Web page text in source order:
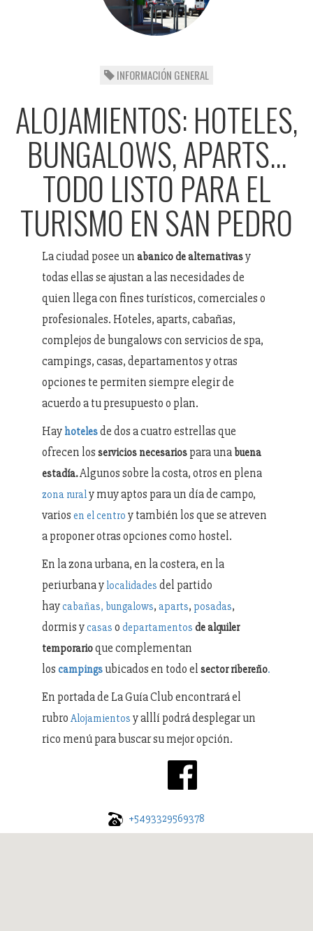
INFORMACIÓN GENERAL
ALOJAMIENTOS: HOTELES,
BUNGALOWS, APARTS...
TODO LISTO PARA EL
TURISMO EN SAN PEDRO
La ciudad posee un abanico de alternativasy
todas ellas se ajustan a las necesidades de
quien llega con fines turísticos, comerciales o
profesionales. Hoteles, aparts, cabañas,
complejos de bungalows con servicios de spa,
campings, casas, departamentos y otras
opciones te permiten siempre elegir de
acuerdo a tu presupuesto o plan.
Hay hotelesde dos a cuatro estrellas que
ofrecen los servicios necesarios para una buena
estadía.Algunos sobre la costa, otros en plena
zona rural y muy aptos para un día de campo,
varios en el centro y también los que se atreven
a proponer otras opciones como hostel.
En la zona urbana, en la costera, en la
periurbana y localidades del partido
haycabañas, bungalows, aparts, posadas,
dormis ycasas o departamentos de alquiler
temporarioque complementan
los campingsubicados en todo el sector ribereño.
En portada de La Guía Club encontrará el
rubro Alojamientos y alllí podrá desplegar un
rico menú para buscar su mejor opción.
+5493329569378